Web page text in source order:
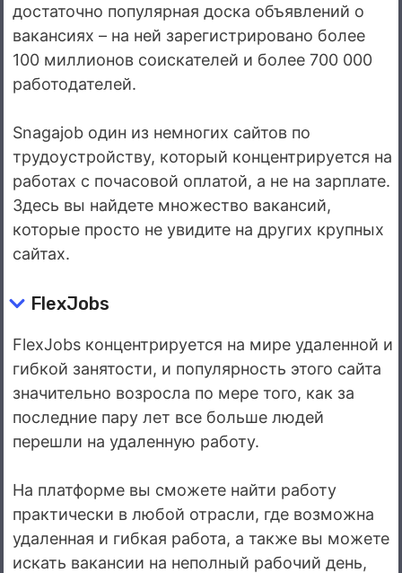
достаточно популярная доска объявлений о
вакансиях – на ней зарегистрировано более
100 миллионов соискателей и более 700 000
работодателей.
Snagajob один из немногих сайтов по
трудоустройству, который концентрируется на
работах с почасовой оплатой, а не на зарплате.
Здесь вы найдете множество вакансий,
которые просто не увидите на других крупных
сайтах.
FlexJobs
FlexJobs концентрируется на мире удаленной и
гибкой занятости, и популярность этого сайта
значительно возросла по мере того, как за
последние пару лет все больше людей
перешли на удаленную работу.
На платформе вы сможете найти работу
практически в любой отрасли, где возможна
удаленная и гибкая работа, а также вы можете
искать вакансии на неполный рабочий день,